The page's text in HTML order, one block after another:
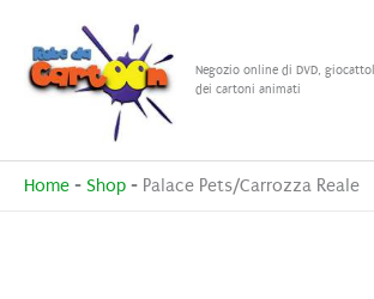
contenuto
Negozio online di DVD,
dei cartoni animati
Home - Shop - Palace Pets/Carrozza Reale